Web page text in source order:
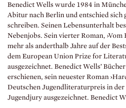
Benedict Wells wurde 1984 in
Abitur nach Berlin und entschied sich
schreiben. Seinen Lebensunterhalt
Nebenjobs. Sein vierter Roman, ›Vom
mehr als anderthalb Jahre auf der
dem European Union Prize for
ausgezeichnet. Benedict Wells’
erschienen, sein neuester Roman
Deutschen Jugendliteraturpreis in
Jugendjury ausgezeichnet. Benedict